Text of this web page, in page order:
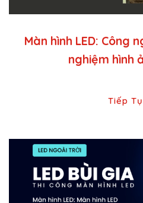
Màn hình LED: Công
nghiệm hình
Tiếp